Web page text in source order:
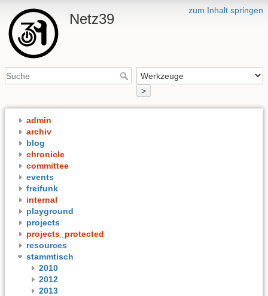
zum Inhalt springen
Netz39
>
admin
archiv
blog
chronicle
committee
events
freifunk
internal
playground
projects
projects_protected
resources
stammtisch
2010
2012
2013